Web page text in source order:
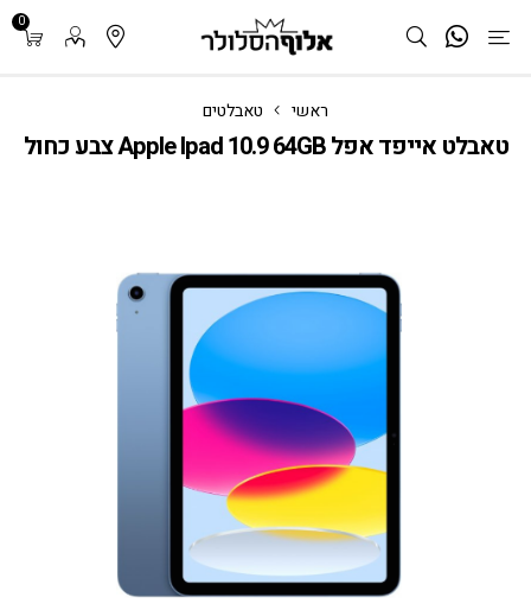
0
ראשי טאבלטים
טאבלט אייפד אפל Apple Ipad 10.9 64GB צבע כחול